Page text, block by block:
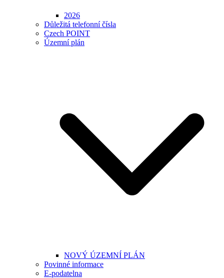
2026
Důležitá telefonní čísla
Czech POINT
Územní plán
NOVÝ ÚZEMNÍ PLÁN
Povinné informace
E-podatelna